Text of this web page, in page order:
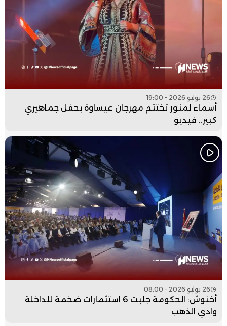
26 يوليو 2026 - 19:00
أسماء لمنور تختتم مهرجان عيساوة بحفل جماهيري
كبير.. فيديو
26 يوليو 2026 - 08:00
أخنوش: الحكومة جلبت 6 استثمارات ضخمة للداخلة
وادي الذهب